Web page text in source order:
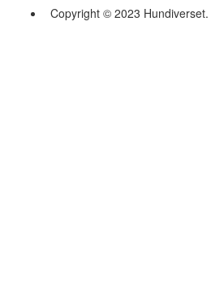
Copyright © 2023 Hundiverset.